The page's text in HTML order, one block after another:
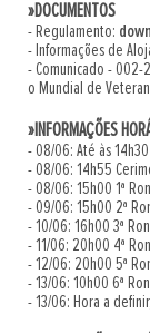
»DOCUMENTOS
- Regulamento:
- Informações de
- Comunicado - 002-
o Mundial de
»INFORMAÇÕES
- 08/06: Até às
- 08/06: 14h55
- 08/06: 15h00 1ª
- 09/06: 15h00 2ª
- 10/06: 16h00 3ª
- 11/06: 20h00 4ª
- 12/06: 20h00 5ª
- 13/06: 10h00 6ª
- 13/06: Hora a